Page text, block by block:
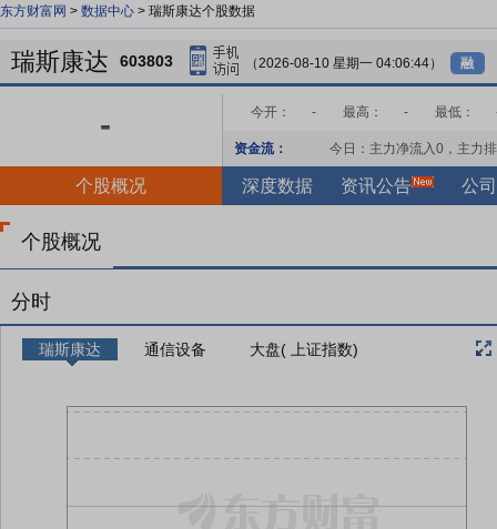
东方财富网 > 数据中心 > 瑞斯康达个股数据
瑞斯康达 603803 （2026-08-10 星期一 04:06:44） 融
- 今开： - 最高： - 最低：
资金流： 今日：主力净流入0 ，主力
个股概况 深度数据 资讯公告 公
个股概况
分时
瑞斯康达 通信设备 大盘( 上证指数)